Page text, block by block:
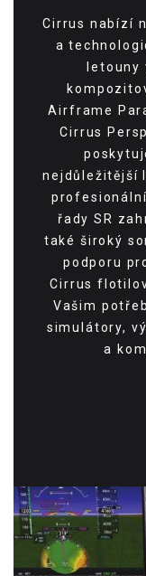
Cirrus nabízí
a
letouny
Airframe
Cirrus
nejdůležitější
řady SR
také široký
podporu
Cirrus
Vašim
simulátory,
a